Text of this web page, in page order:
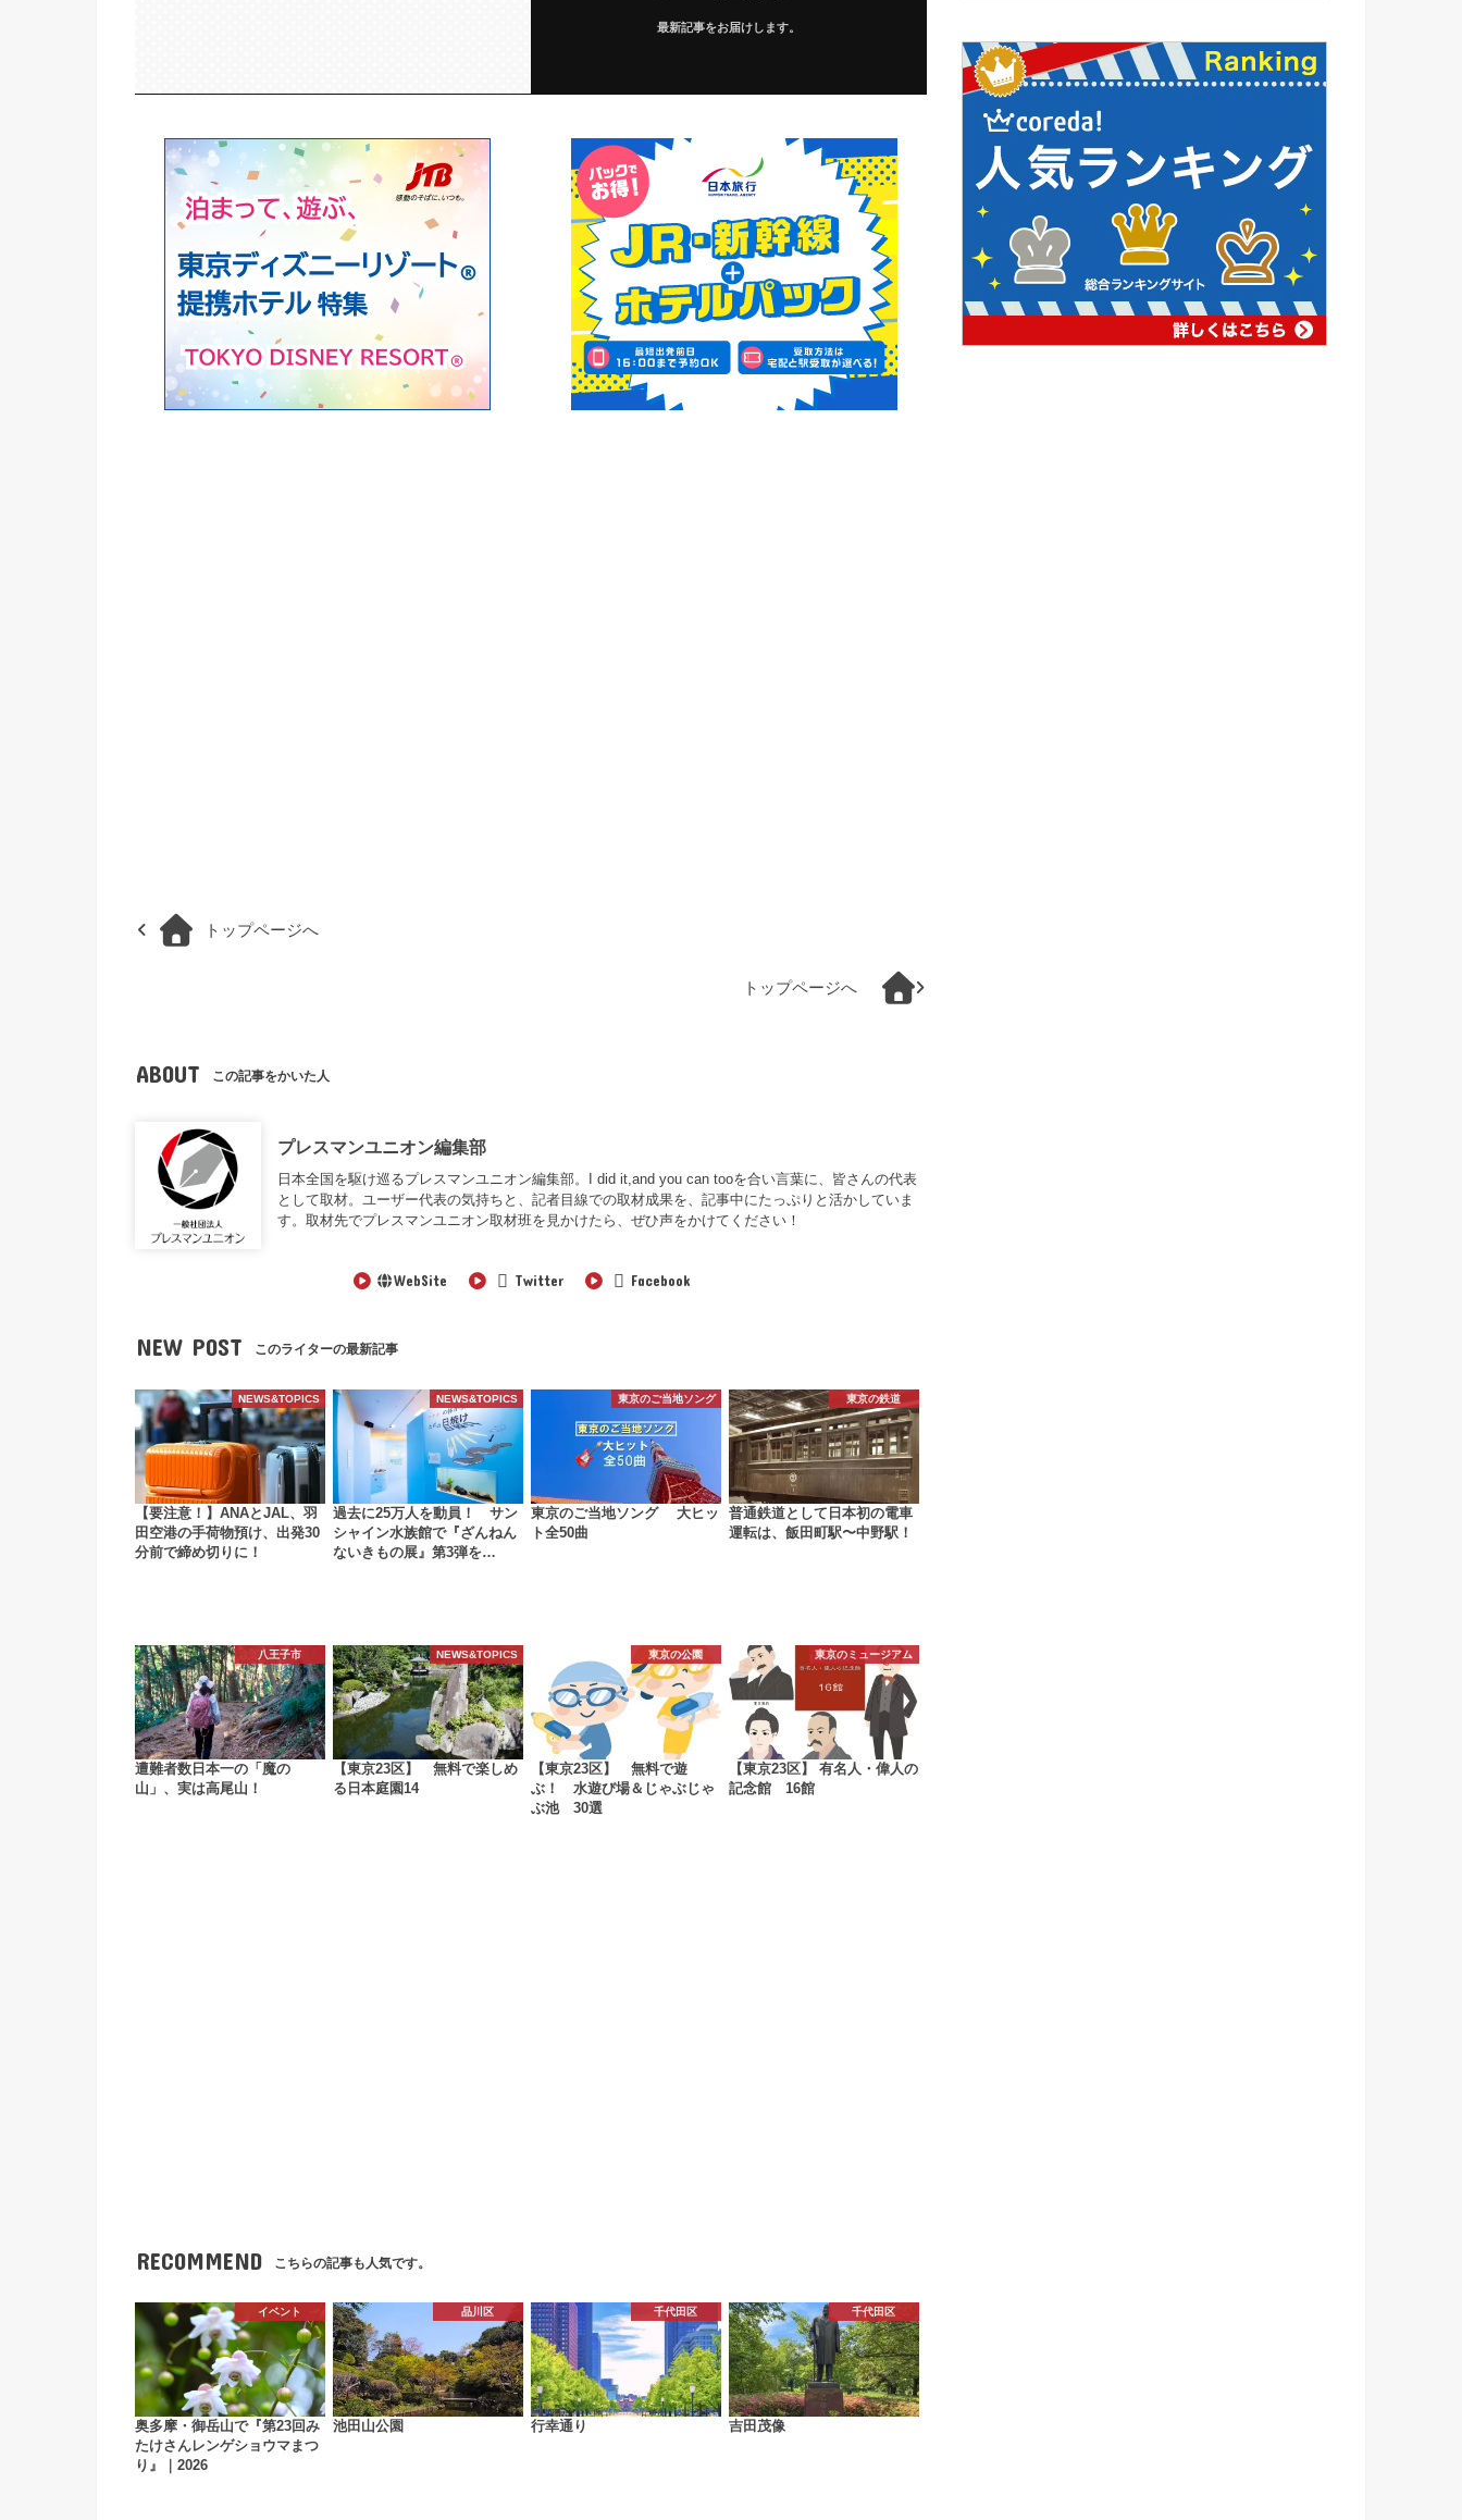
最新記事をお届けします。
トップページへ
トップページへ
ABOUT この記事をかいた人
プレスマンユニオン編集部
日本全国を駆け巡るプレスマンユニオン編集部。I did it,and you can tooを合い言葉に、皆さんの代表
として取材。ユーザー代表の気持ちと、記者目線での取材成果を、記事中にたっぷりと活かしていま
す。取材先でプレスマンユニオン取材班を見かけたら、ぜひ声をかけてください！
WebSite Twitter Facebook
NEW POST このライターの最新記事
NEWS&TOPICS
【要注意！】ANAとJAL、羽
田空港の手荷物預け、出発30
分前で締め切りに！
NEWS&TOPICS
過去に25万人を動員！ サン
シャイン水族館で『ざんねん
ないきもの展』第3弾を…
東京のご当地ソング
東京のご当地ソング 大ヒッ
ト全50曲
東京の鉄道
普通鉄道として日本初の電車
運転は、飯田町駅〜中野駅！
八王子市
遭難者数日本一の「魔の
山」、実は高尾山！
NEWS&TOPICS
【東京23区】 無料で楽しめ
る日本庭園14
東京の公園
【東京23区】 無料で遊
ぶ！ 水遊び場＆じゃぶじゃ
ぶ池 30選
東京のミュージアム
【東京23区】 有名人・偉人の
記念館 16館
RECOMMEND こちらの記事も人気です。
イベント
奥多摩・御岳山で『第23回み
たけさんレンゲショウマまつ
り』｜2026
品川区
池田山公園
千代田区
行幸通り
千代田区
吉田茂像